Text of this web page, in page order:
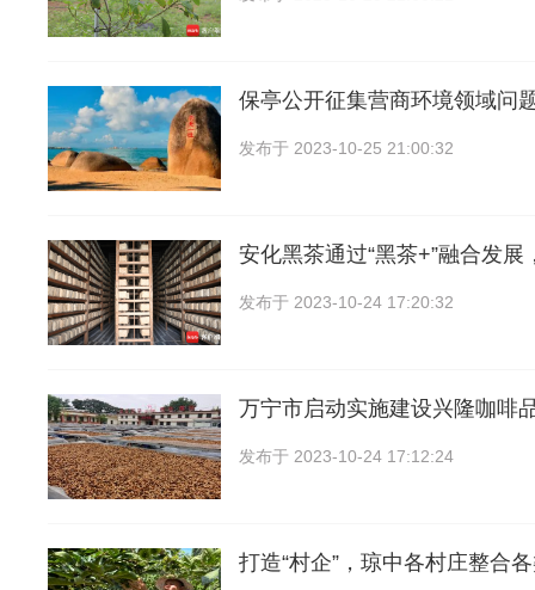
保亭公开征集营商环境领域问
发布于 2023-10-25 21:00:32
安化黑茶通过“黑茶+”融合发展
发布于 2023-10-24 17:20:32
万宁市启动实施建设兴隆咖啡
发布于 2023-10-24 17:12:24
打造“村企”，琼中各村庄整合